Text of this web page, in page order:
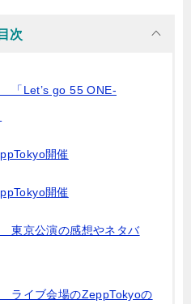
目次
「Let’s go 55 ONE-
開催
開催
東京公演の感想やネタバ
ライブ会場のZeppTokyoの